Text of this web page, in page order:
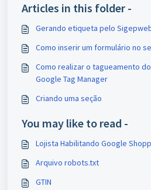
Articles in this folder -
Gerando etiqueta pelo
Como inserir um formulário no
Como realizar o tagueamento
Google Tag Manager
Criando uma seção
You may like to read -
Lojista Habilitando Google
Arquivo robots.txt
GTIN